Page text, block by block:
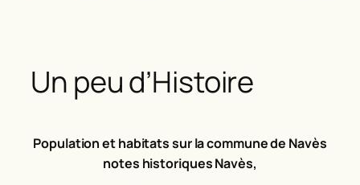
Un peu d’Histoire
Population et habitats sur la commune de Navès
notes historiques Navès,